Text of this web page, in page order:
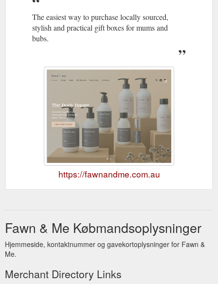
The easiest way to purchase locally sourced,
stylish and practical gift boxes for mums and
bubs.
https://fawnandme.com.au
Fawn & Me Købmandsoplysninger
Hjemmeside, kontaktnummer og gavekortoplysninger for Fawn &
Me.
Merchant Directory Links